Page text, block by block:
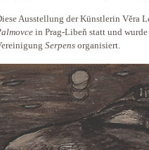
Ausstellung der Künstlerin Věra
in Prag-Libeň statt und
Serpens organisiert.